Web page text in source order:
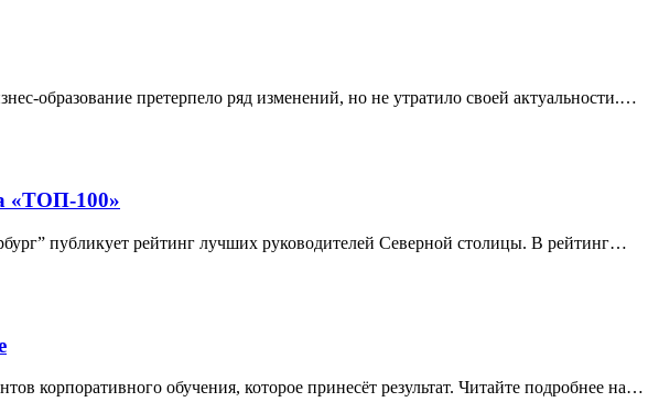
образование претерпело ряд изменений, но не утратило своей актуальности.…
«ТОП-100»
публикует рейтинг лучших руководителей Северной столицы. В рейтинг…
корпоративного обучения, которое принесёт результат. Читайте подробнее на…